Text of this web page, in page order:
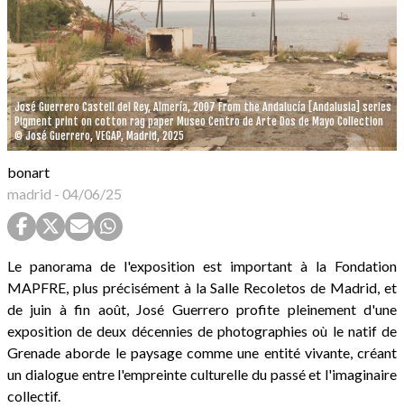
José Guerrero Castell del Rey, Almería, 2007 From the Andalucía [Andalusia] series
Pigment print on cotton rag paper Museo Centro de Arte Dos de Mayo Collection
© José Guerrero, VEGAP, Madrid, 2025
bonart
madrid - 04/06/25
Le panorama de l'exposition est important à la Fondation
MAPFRE, plus précisément à la Salle Recoletos de Madrid, et
de juin à fin août, José Guerrero profite pleinement d'une
exposition de deux décennies de photographies où le natif de
Grenade aborde le paysage comme une entité vivante, créant
un dialogue entre l'empreinte culturelle du passé et l'imaginaire
collectif.